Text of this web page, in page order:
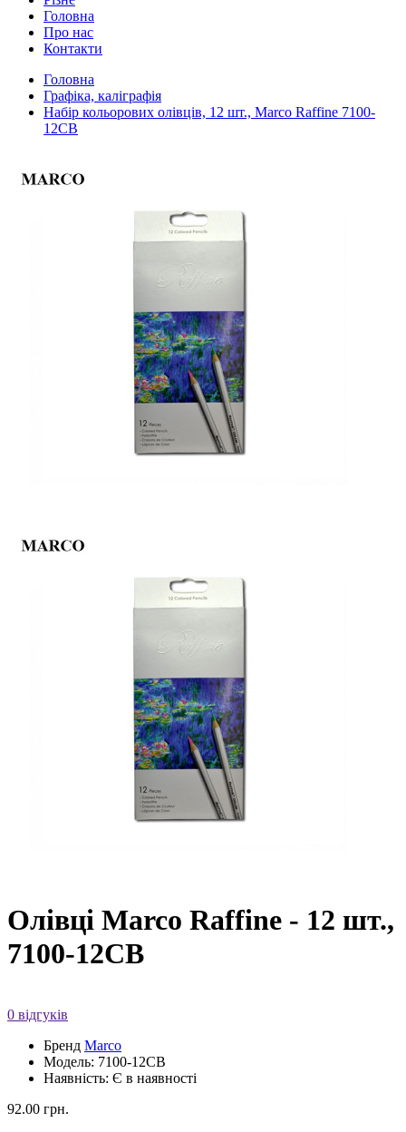
Головна
Про нас
Контакти
Головна
Графіка, каліграфія
Набір кольорових олівців, 12 шт., Marco Raffine 7100-
12CB
Олівці Marco Raffine - 12 шт.,
7100-12CB
0 відгуків
Бренд Marco
Модель: 7100-12CB
Наявність: Є в наявності
92.00 грн.